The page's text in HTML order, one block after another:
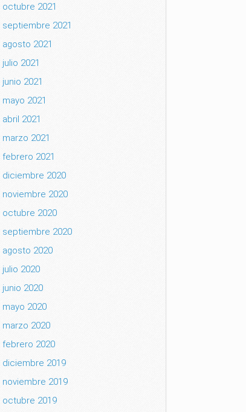
octubre 2021
septiembre 2021
agosto 2021
julio 2021
junio 2021
mayo 2021
abril 2021
marzo 2021
febrero 2021
diciembre 2020
noviembre 2020
octubre 2020
septiembre 2020
agosto 2020
julio 2020
junio 2020
mayo 2020
marzo 2020
febrero 2020
diciembre 2019
noviembre 2019
octubre 2019